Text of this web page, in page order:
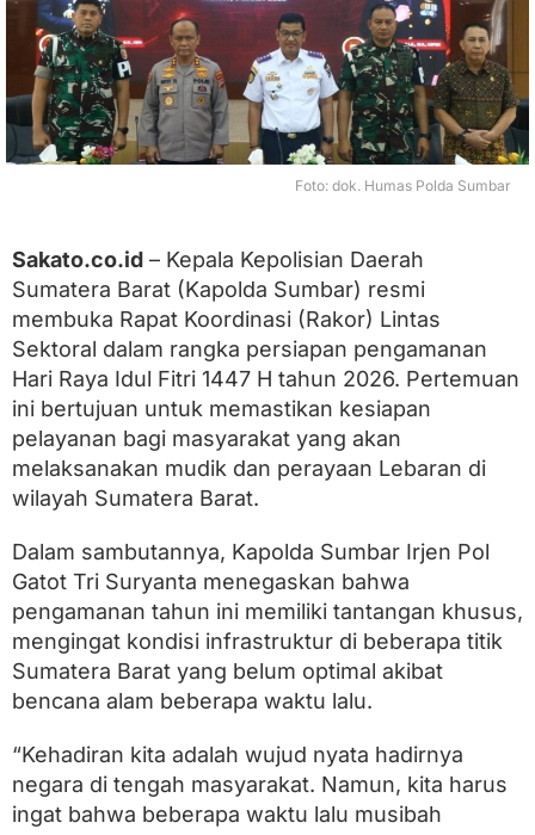
4
4
7
H
,
R
i
n
P
e
r
s
n
e
l
G
a
b
g
a
S
i
a
A
a
k
a
Foto: dok. Humas Polda Sumbar
Sakato.co.id – Kepala Kepolisian Daerah
Sumatera Barat (Kapolda Sumbar) resmi
membuka Rapat Koordinasi (Rakor) Lintas
Sektoral dalam rangka persiapan pengamanan
Hari Raya Idul Fitri 1447 H tahun 2026. Pertemuan
ini bertujuan untuk memastikan kesiapan
pelayanan bagi masyarakat yang akan
melaksanakan mudik dan perayaan Lebaran di
wilayah Sumatera Barat.
Dalam sambutannya, Kapolda Sumbar Irjen Pol
Gatot Tri Suryanta menegaskan bahwa
pengamanan tahun ini memiliki tantangan khusus,
mengingat kondisi infrastruktur di beberapa titik
Sumatera Barat yang belum optimal akibat
bencana alam beberapa waktu lalu.
“Kehadiran kita adalah wujud nyata hadirnya
negara di tengah masyarakat. Namun, kita harus
ingat bahwa beberapa waktu lalu musibah